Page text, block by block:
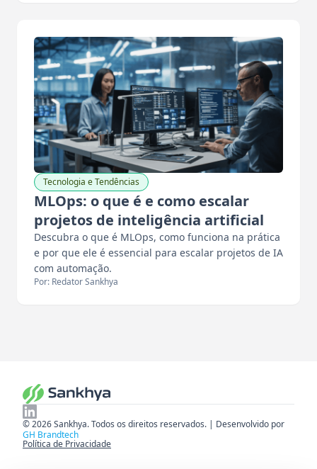
Tecnologia e Tendências
MLOps: o que é e como escalar
projetos de inteligência artificial
Descubra o que é MLOps, como funciona na prática
e por que ele é essencial para escalar projetos de IA
com automação.
Por: Redator Sankhya
© 2026 Sankhya. Todos os direitos reservados. | Desenvolvido por
GH Brandtech
Política de Privacidade